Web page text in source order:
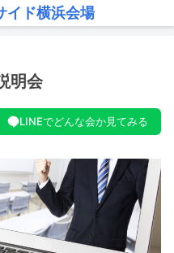
イド横浜会場
明会
LINEでどんな会か見てみる